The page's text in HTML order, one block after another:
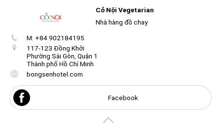
Cỏ Nội Vegetarian
Nhà hàng đồ chay
M: +84 902184195
117-123 Đồng Khởi
Phường Sài Gòn, Quận 1
Thành phố Hồ Chí Minh
bongsenhotel.com
Facebook
Cỏ Nội Vegetarian – Nhà hàng chay với thực đơn món
Việt thanh đạm, không gian yên tĩnh và p
See more
Get image/QR Add portal Discover